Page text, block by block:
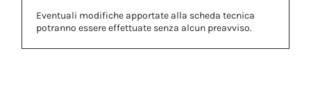
Eventuali modifiche apportate alla scheda tecnica
potranno essere effettuate senza alcun preavviso.